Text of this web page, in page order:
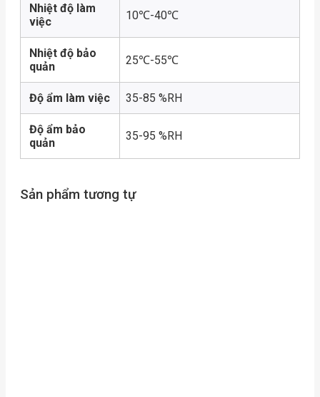
Nhiệt độ làm
việc
10℃-40℃
Nhiệt độ bảo
quản
25℃-55℃
Độ ẩm làm việc 35-85 %RH
Độ ẩm bảo
quản
35-95 %RH
Sản phẩm tương tự